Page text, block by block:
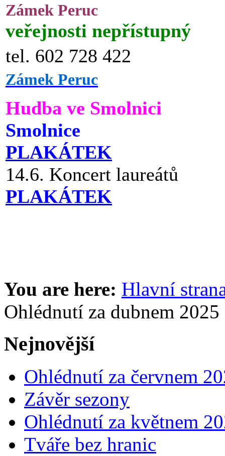
Zámek Peruc
veřejnosti nepřístupný
tel. 602 728 422
Zámek Peruc
Hudba ve Smolnici
Smolnice
PLAKÁTEK
14.6. Koncert laureátů
PLAKÁTEK
You are here: Hlavní
Ohlédnutí za dubnem 2025
Nejnovější
Ohlédnutí za červnem
Závěr sezony
Ohlédnutí za květnem
Tváře bez hranic